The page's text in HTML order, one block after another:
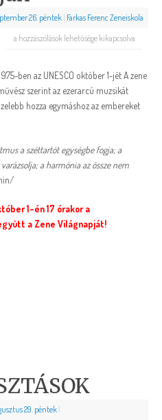
26. péntek Farkas Ferenc Zeneiskola
a hozzászólások lehetősége kikapcsolva
ben az UNESCO október 1-jét A zene
szerint az ezerarcú muzsikát
hozza egymáshoz az embereket
a széttartót egységbe fogja; a
a harmónia az össze nem
1-én 17 órakor a
a Zene Világnapját!
29. péntek |